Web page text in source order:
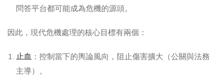
問答平台都可能成為危機的源頭。
因此，現代危機處理的核心目標有兩個：
止血 ：控制當下的輿論風向，阻止傷害擴大（公關與法務
主導）。